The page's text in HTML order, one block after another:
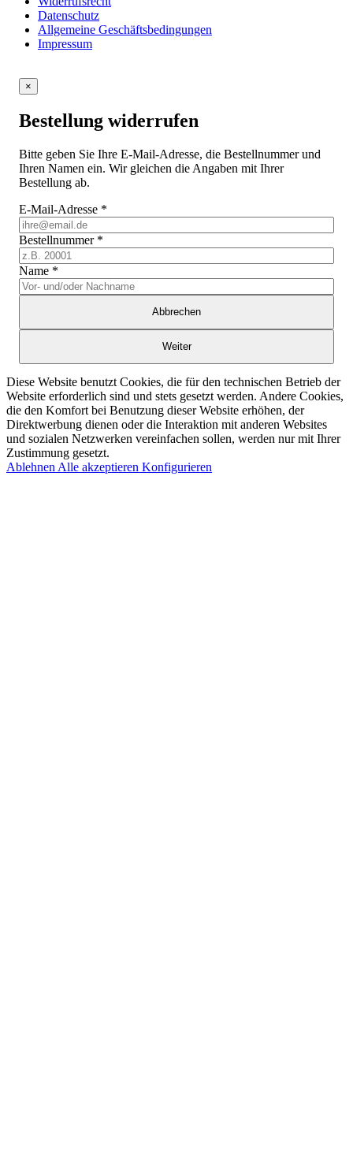
Datenschutz
Allgemeine Geschäftsbedingungen
Impressum
×
Bestellung widerrufen
Bitte geben Sie Ihre E-Mail-Adresse, die Bestellnummer und
Ihren Namen ein. Wir gleichen die Angaben mit Ihrer
Bestellung ab.
E-Mail-Adresse *
Bestellnummer *
Name *
Abbrechen
Weiter
Diese Website benutzt Cookies, die für den technischen Betrieb der
Website erforderlich sind und stets gesetzt werden. Andere Cookies,
die den Komfort bei Benutzung dieser Website erhöhen, der
Direktwerbung dienen oder die Interaktion mit anderen Websites
und sozialen Netzwerken vereinfachen sollen, werden nur mit Ihrer
Zustimmung gesetzt.
Ablehnen Alle akzeptieren Konfigurieren